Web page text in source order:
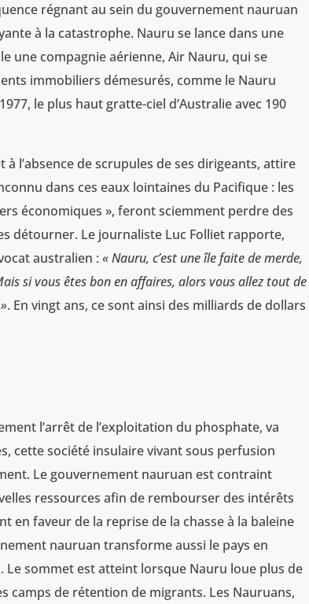
régnant au sein du gouvernement nauruan
à la catastrophe. Nauru se lance dans une
une compagnie aérienne, Air Nauru, qui se
immobiliers démesurés, comme le Nauru
le plus haut gratte-ciel d’Australie avec 190
l’absence de scrupules de ses dirigeants, attire
dans ces eaux lointaines du Pacifique : les
économiques », feront sciemment perdre des
détourner. Le journaliste Luc Folliet rapporte,
australien :« Nauru, c’est une île faite de merde,
si vous êtes bon en affaires, alors vous allez tout de
. En vingt ans, ce sont ainsi des milliards de dollars
l’arrêt de l’exploitation du phosphate, va
cette société insulaire vivant sous perfusion
Le gouvernement nauruan est contraint
ressources afin de rembourser des intérêts
en faveur de la reprise de la chasse à la baleine
nauruan transforme aussi le pays en
Le sommet est atteint lorsque Nauru loue plus de
camps de rétention de migrants. Les Nauruans,